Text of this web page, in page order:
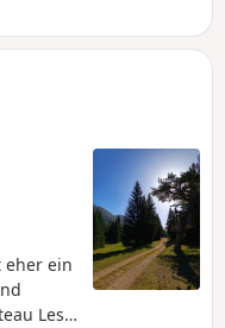
eher ein
Les